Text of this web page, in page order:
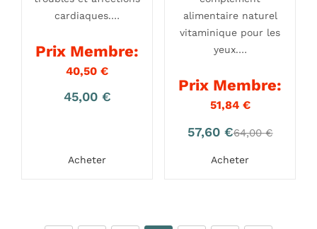
cardiaques.…
Prix Membre:
40,50 €
45,00 €
Acheter
alimentaire naturel
vitaminique pour les
yeux.…
Prix Membre:
51,84 €
57,60 €Le
actuel
64,00€Le
Acheter